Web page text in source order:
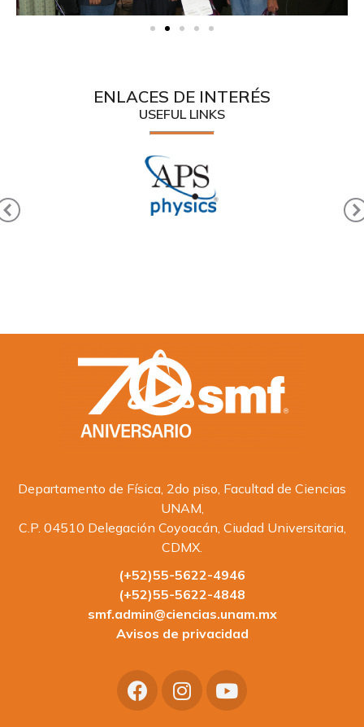
ENLACES DE INTERÉS
USEFUL LINKS
Departamento de Física, 2do piso, Facultad de Ciencias
UNAM,
C.P. 04510 Delegación Coyoacán, Ciudad Universitaria,
CDMX.
(+52)55-5622-4946
(+52)55-5622-4848
smf.admin@ciencias.unam.mx
Avisos de privacidad